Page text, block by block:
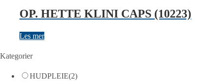
OP. HETTE KLINI CAPS (10223)
Les mer
Kategorier
HUDPLEIE(2)